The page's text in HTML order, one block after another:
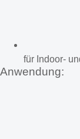
für Indoor-
Anwendung: